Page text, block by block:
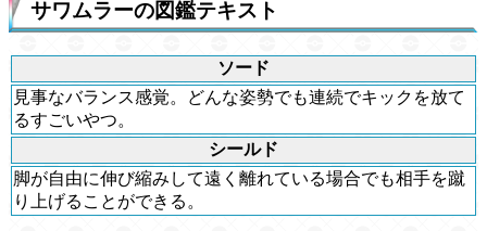
サワムラーの図鑑テキスト
ソード
見事なバランス感覚。どんな姿勢でも連続でキックを放て
るすごいやつ。
シールド
脚が自由に伸び縮みして遠く離れている場合でも相手を蹴
り上げることができる。